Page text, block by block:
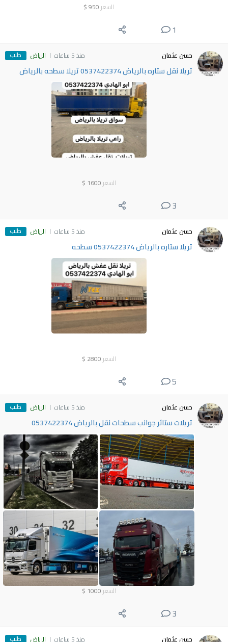
السعر 950
$
1
حسن عثمان منذ 5 ساعات الرياض طلب
تريلا نقل ستاره بالرياض 0537422374 تريلا سطحه بالرياض
السعر 1600
$
3
حسن عثمان منذ 5 ساعات الرياض طلب
تريلا ستاره بالرياض 0537422374 سطحه
السعر 2800
$
5
حسن عثمان منذ 5 ساعات الرياض طلب
تريلات ستائر جوانب سطحات نقل بالرياض 0537422374
السعر 1000
$
3
حسن عثمان منذ 5 ساعات الرياض طلب